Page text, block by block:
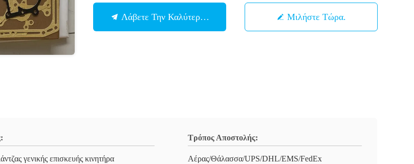
Λάβετε Την Καλύτερη Τιμή Μιλήστε Τώρα.
γενικής επισκευής κινητήρα
Τρόπος Αποστολής:
Αέρας/Θάλασσα/UPS/DHL/EMS/FedEx